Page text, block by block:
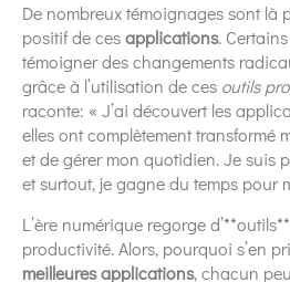
De nombreux témoignages sont là
positif de cesapplications.
témoigner des changements
grâce à l’utilisation de ces outils
raconte: « J’ai découvert les
elles ont complètement transformé
et de gérer mon quotidien. Je suis
et surtout, je gagne du temps pour
L’ère numérique regorge
productivité. Alors, pourquoi s’en
meilleures applications, chacun